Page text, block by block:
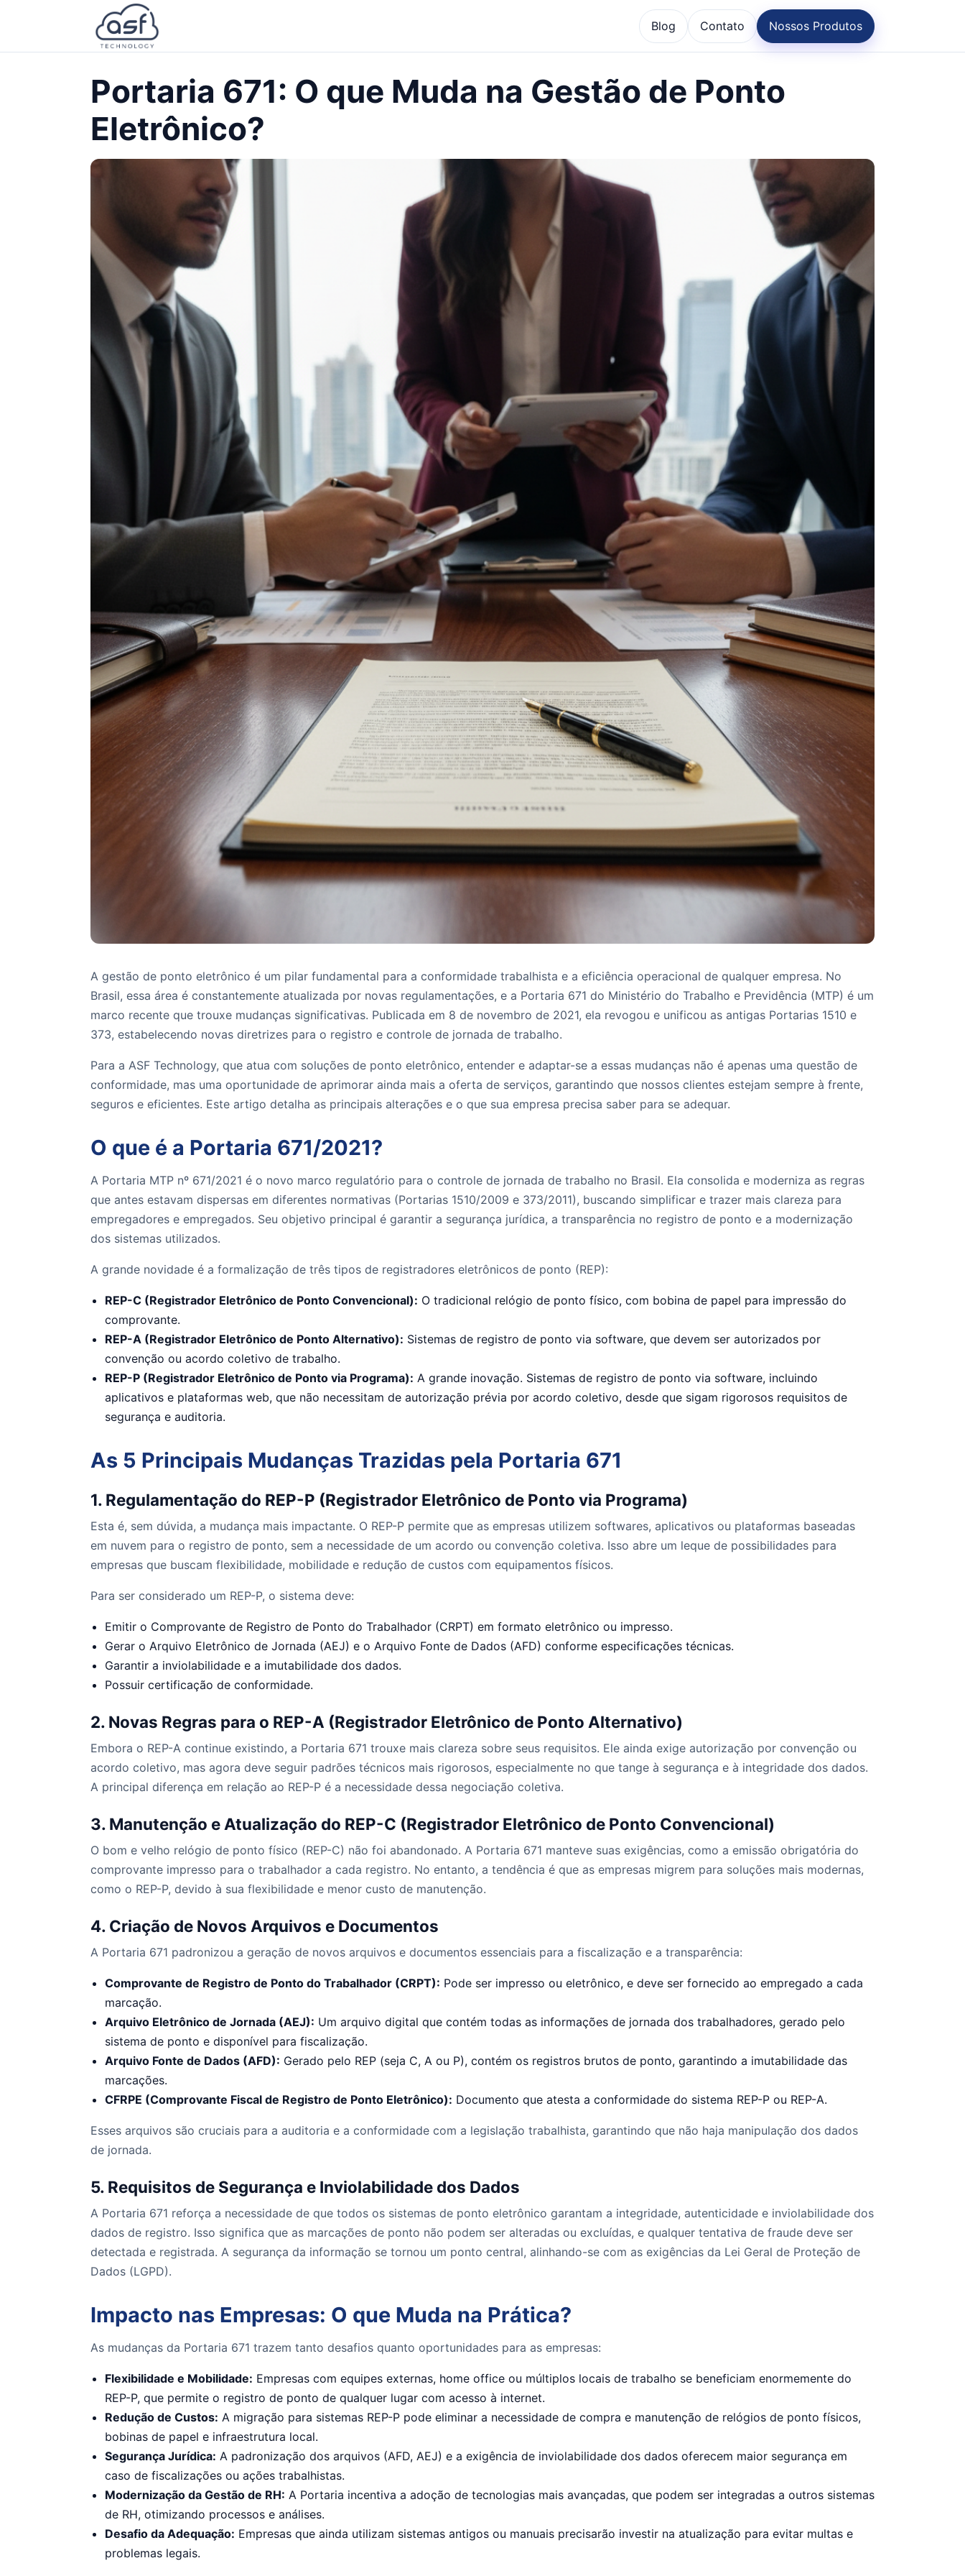
Blog Contato Nossos Produtos
Portaria 671: O que Muda na Gestão de Ponto
Eletrônico?
A gestão de ponto eletrônico é um pilar fundamental para a conformidade trabalhista e a eficiência operacional de qualquer empresa. No
Brasil, essa área é constantemente atualizada por novas regulamentações, e a Portaria 671 do Ministério do Trabalho e Previdência (MTP) é um
marco recente que trouxe mudanças significativas. Publicada em 8 de novembro de 2021, ela revogou e unificou as antigas Portarias 1510 e
373, estabelecendo novas diretrizes para o registro e controle de jornada de trabalho.
Para a ASF Technology, que atua com soluções de ponto eletrônico, entender e adaptar-se a essas mudanças não é apenas uma questão de
conformidade, mas uma oportunidade de aprimorar ainda mais a oferta de serviços, garantindo que nossos clientes estejam sempre à frente,
seguros e eficientes. Este artigo detalha as principais alterações e o que sua empresa precisa saber para se adequar.
O que é a Portaria 671/2021?
A Portaria MTP nº 671/2021 é o novo marco regulatório para o controle de jornada de trabalho no Brasil. Ela consolida e moderniza as regras
que antes estavam dispersas em diferentes normativas (Portarias 1510/2009 e 373/2011), buscando simplificar e trazer mais clareza para
empregadores e empregados. Seu objetivo principal é garantir a segurança jurídica, a transparência no registro de ponto e a modernização
dos sistemas utilizados.
A grande novidade é a formalização de três tipos de registradores eletrônicos de ponto (REP):
REP-C (Registrador Eletrônico de Ponto Convencional): O tradicional relógio de ponto físico, com bobina de papel para impressão do
comprovante.
REP-A (Registrador Eletrônico de Ponto Alternativo): Sistemas de registro de ponto via software, que devem ser autorizados por
convenção ou acordo coletivo de trabalho.
REP-P (Registrador Eletrônico de Ponto via Programa): A grande inovação. Sistemas de registro de ponto via software, incluindo
aplicativos e plataformas web, que não necessitam de autorização prévia por acordo coletivo, desde que sigam rigorosos requisitos de
segurança e auditoria.
As 5 Principais Mudanças Trazidas pela Portaria 671
1. Regulamentação do REP-P (Registrador Eletrônico de Ponto via Programa)
Esta é, sem dúvida, a mudança mais impactante. O REP-P permite que as empresas utilizem softwares, aplicativos ou plataformas baseadas
em nuvem para o registro de ponto, sem a necessidade de um acordo ou convenção coletiva. Isso abre um leque de possibilidades para
empresas que buscam flexibilidade, mobilidade e redução de custos com equipamentos físicos.
Para ser considerado um REP-P, o sistema deve:
Emitir o Comprovante de Registro de Ponto do Trabalhador (CRPT) em formato eletrônico ou impresso.
Gerar o Arquivo Eletrônico de Jornada (AEJ) e o Arquivo Fonte de Dados (AFD) conforme especificações técnicas.
Garantir a inviolabilidade e a imutabilidade dos dados.
Possuir certificação de conformidade.
2. Novas Regras para o REP-A (Registrador Eletrônico de Ponto Alternativo)
Embora o REP-A continue existindo, a Portaria 671 trouxe mais clareza sobre seus requisitos. Ele ainda exige autorização por convenção ou
acordo coletivo, mas agora deve seguir padrões técnicos mais rigorosos, especialmente no que tange à segurança e à integridade dos dados.
A principal diferença em relação ao REP-P é a necessidade dessa negociação coletiva.
3. Manutenção e Atualização do REP-C (Registrador Eletrônico de Ponto Convencional)
O bom e velho relógio de ponto físico (REP-C) não foi abandonado. A Portaria 671 manteve suas exigências, como a emissão obrigatória do
comprovante impresso para o trabalhador a cada registro. No entanto, a tendência é que as empresas migrem para soluções mais modernas,
como o REP-P, devido à sua flexibilidade e menor custo de manutenção.
4. Criação de Novos Arquivos e Documentos
A Portaria 671 padronizou a geração de novos arquivos e documentos essenciais para a fiscalização e a transparência:
Comprovante de Registro de Ponto do Trabalhador (CRPT): Pode ser impresso ou eletrônico, e deve ser fornecido ao empregado a cada
marcação.
Arquivo Eletrônico de Jornada (AEJ): Um arquivo digital que contém todas as informações de jornada dos trabalhadores, gerado pelo
sistema de ponto e disponível para fiscalização.
Arquivo Fonte de Dados (AFD): Gerado pelo REP (seja C, A ou P), contém os registros brutos de ponto, garantindo a imutabilidade das
marcações.
CFRPE (Comprovante Fiscal de Registro de Ponto Eletrônico): Documento que atesta a conformidade do sistema REP-P ou REP-A.
Esses arquivos são cruciais para a auditoria e a conformidade com a legislação trabalhista, garantindo que não haja manipulação dos dados
de jornada.
5. Requisitos de Segurança e Inviolabilidade dos Dados
A Portaria 671 reforça a necessidade de que todos os sistemas de ponto eletrônico garantam a integridade, autenticidade e inviolabilidade dos
dados de registro. Isso significa que as marcações de ponto não podem ser alteradas ou excluídas, e qualquer tentativa de fraude deve ser
detectada e registrada. A segurança da informação se tornou um ponto central, alinhando-se com as exigências da Lei Geral de Proteção de
Dados (LGPD).
Impacto nas Empresas: O que Muda na Prática?
As mudanças da Portaria 671 trazem tanto desafios quanto oportunidades para as empresas:
Flexibilidade e Mobilidade: Empresas com equipes externas, home office ou múltiplos locais de trabalho se beneficiam enormemente do
REP-P, que permite o registro de ponto de qualquer lugar com acesso à internet.
Redução de Custos: A migração para sistemas REP-P pode eliminar a necessidade de compra e manutenção de relógios de ponto físicos,
bobinas de papel e infraestrutura local.
Segurança Jurídica: A padronização dos arquivos (AFD, AEJ) e a exigência de inviolabilidade dos dados oferecem maior segurança em
caso de fiscalizações ou ações trabalhistas.
Modernização da Gestão de RH: A Portaria incentiva a adoção de tecnologias mais avançadas, que podem ser integradas a outros sistemas
de RH, otimizando processos e análises.
Desafio da Adequação: Empresas que ainda utilizam sistemas antigos ou manuais precisarão investir na atualização para evitar multas e
problemas legais.